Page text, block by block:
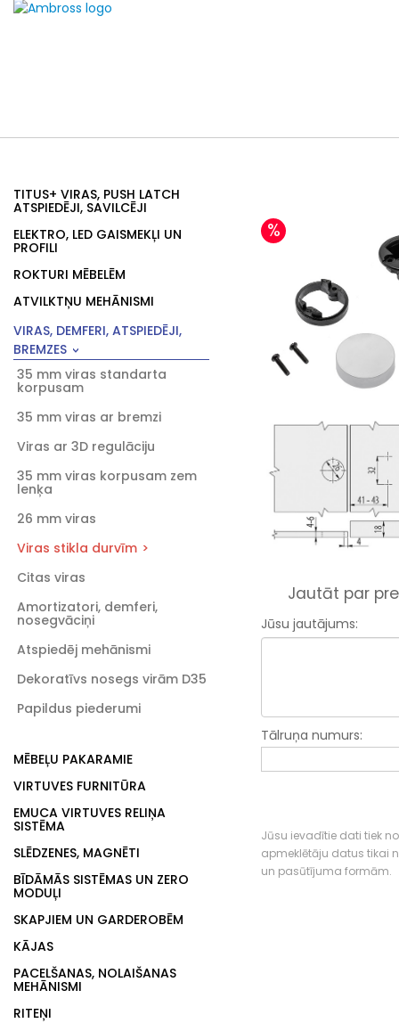
TITUS+ VIRAS, PUSH LATCH
ATSPIEDĒJI, SAVILCĒJI
ELEKTRO, LED GAISMEKĻI UN
PROFILI
ROKTURI MĒBELĒM
ATVILKTŅU MEHĀNISMI
VIRAS, DEMFERI, ATSPIEDĒJI,
BREMZES
35 mm viras standarta
korpusam
35 mm viras ar bremzi
Viras ar 3D regulāciju
35 mm viras korpusam zem
lenķa
26 mm viras
Viras stikla durvīm
Citas viras
Amortizatori, demferi,
nosegvāciņi
Atspiedēj mehānismi
Dekoratīvs nosegs virām D35
Papildus piederumi
MĒBEĻU PAKARAMIE
VIRTUVES FURNITŪRA
EMUCA VIRTUVES RELIŅA
SISTĒMA
SLĒDZENES, MAGNĒTI
BĪDĀMĀS SISTĒMAS UN ZERO
MODUĻI
SKAPJIEM UN GARDEROBĒM
KĀJAS
PACELŠANAS, NOLAIŠANAS
MEHĀNISMI
RITEŅI
%
Jautāt par
Jūsu jautājums:
Tālruņa numurs:
Jūsu ievadītie dati tiek
apmeklētāju datus tikai
un pasūtījuma formām.